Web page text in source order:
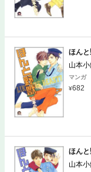
ほん
山本
マンガ
682
ほん
山本